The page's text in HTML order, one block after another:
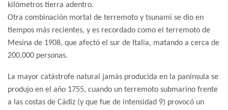
kilómetros tierra adentro.
Otra combinación mortal de terremoto y tsunami se dio en
tiempos más recientes, y es recordado como el terremoto de
Mesina de 1908, que afectó el sur de Italia, matando a cerca de
200.000 personas.
La mayor catástrofe natural jamás producida en la panínsula se
produjo en el año 1755, cuando un terremoto submarino frente
a las costas de Cádiz (y que fue de intensidad 9) provocó un